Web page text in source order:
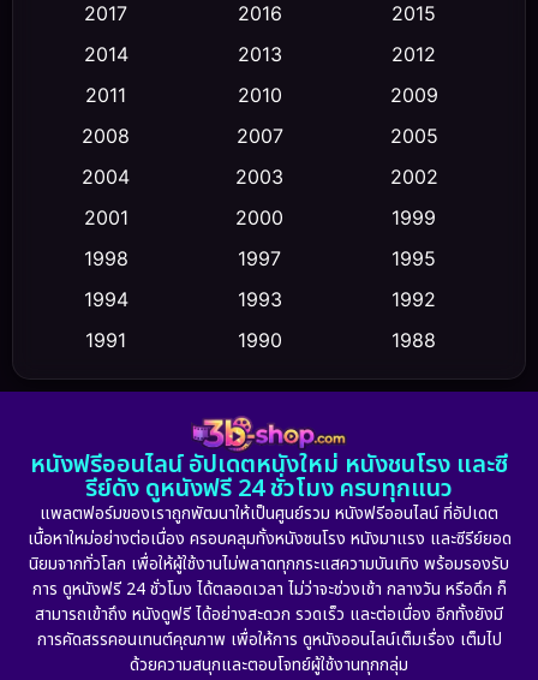
Comedy ตลก (475)
Conspiracy
Crime อาชญากรรม (355)
Culture (23)
Dance เต้น
Detective สืบสวน (5)
Detective สืบสวน (56)
Disaster (10)
Disney+ (24)
2017
2016
2015
2014
2013
2012
2011
2010
2009
2008
2007
2005
2004
2003
2002
2001
2000
1999
1998
1997
1995
1994
1993
1992
1991
1990
1988
1986
1985
1983
1981
1974
1971 1962
หนังฟรีออนไลน์ อัปเดตหนังใหม่ หนังชนโรง และซี
รีย์ดัง ดูหนังฟรี 24 ชั่วโมง ครบทุกแนว
แพลตฟอร์มของเราถูกพัฒนาให้เป็นศูนย์รวม หนังฟรีออนไลน์ ที่อัปเดต
เนื้อหาใหม่อย่างต่อเนื่อง ครอบคลุมทั้งหนังชนโรง หนังมาแรง และซีรีย์ยอด
นิยมจากทั่วโลก เพื่อให้ผู้ใช้งานไม่พลาดทุกกระแสความบันเทิง พร้อมรองรับ
การ ดูหนังฟรี 24 ชั่วโมง ได้ตลอดเวลา ไม่ว่าจะช่วงเช้า กลางวัน หรือดึก ก็
สามารถเข้าถึง หนังดูฟรี ได้อย่างสะดวก รวดเร็ว และต่อเนื่อง อีกทั้งยังมี
การคัดสรรคอนเทนต์คุณภาพ เพื่อให้การ ดูหนังออนไลน์เต็มเรื่อง เต็มไป
ด้วยความสนุกและตอบโจทย์ผู้ใช้งานทุกกลุ่ม